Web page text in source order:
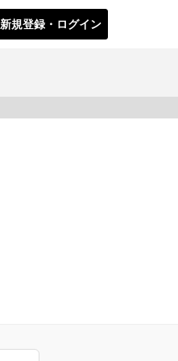
新規登録・ログイン